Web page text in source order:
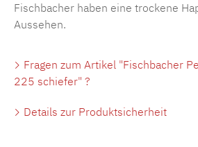
Fischbacher haben eine trockene
Aussehen.
Fragen zum Artikel "Fischbacher
225 schiefer" ?
Details zur Produktsicherheit